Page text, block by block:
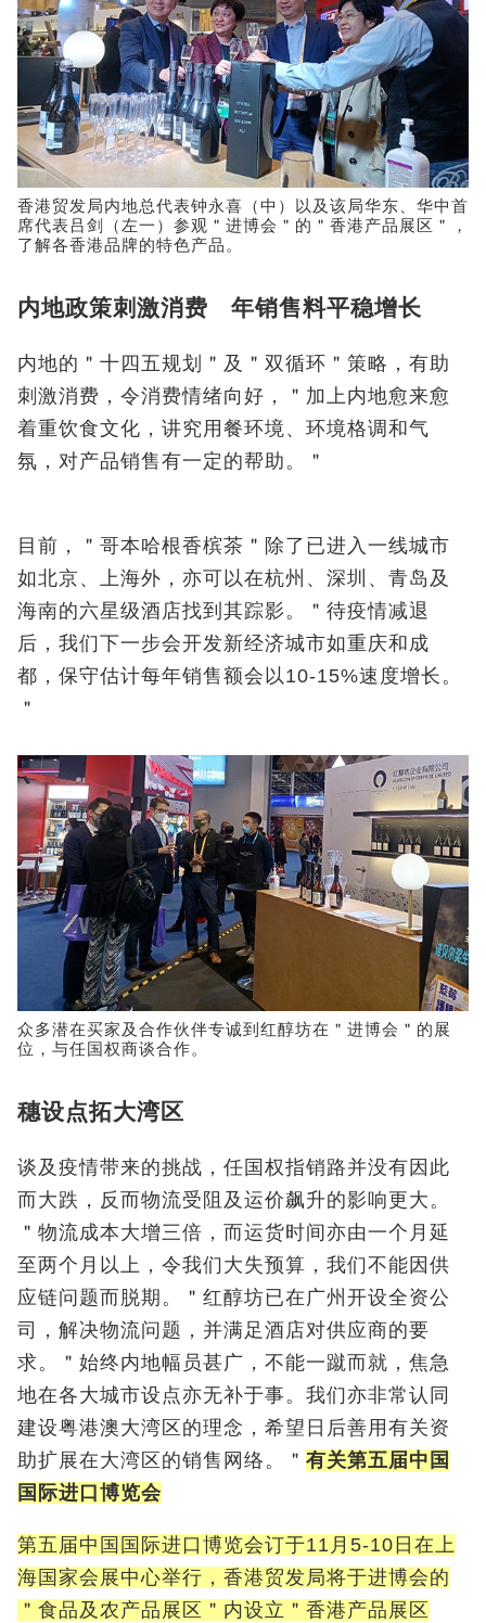
香港贸发局内地总代表钟永喜（中）以及该局华东、华中首
席代表吕剑（左一）参观＂进博会＂的＂香港产品展区＂，
了解各香港品牌的特色产品。
内地政策刺激消费 年销售料平稳增长
内地的＂十四五规划＂及＂双循环＂策略，有助
刺激消费，令消费情绪向好，＂加上内地愈来愈
着重饮食文化，讲究用餐环境、环境格调和气
氛，对产品销售有一定的帮助。＂
目前，＂哥本哈根香槟茶＂除了已进入一线城市
如北京、上海外，亦可以在杭州、深圳、青岛及
海南的六星级酒店找到其踪影。＂待疫情减退
后，我们下一步会开发新经济城市如重庆和成
都，保守估计每年销售额会以10-15%速度增长。
＂
众多潜在买家及合作伙伴专诚到红醇坊在＂进博会＂的展
位，与任国权商谈合作。
穗设点拓大湾区
谈及疫情带来的挑战，任国权指销路并没有因此
而大跌，反而物流受阻及运价飙升的影响更大。
＂物流成本大增三倍，而运货时间亦由一个月延
至两个月以上，令我们大失预算，我们不能因供
应链问题而脱期。＂红醇坊已在广州开设全资公
司，解决物流问题，并满足酒店对供应商的要
求。＂始终内地幅员甚广，不能一蹴而就，焦急
地在各大城市设点亦无补于事。我们亦非常认同
建设粤港澳大湾区的理念，希望日后善用有关资
助扩展在大湾区的销售网络。＂ 有关第五届中国
国际进口博览会
第五届中国国际进口博览会订于11月5-10日在上
海国家会展中心举行，香港贸发局将于进博会的
＂食品及农产品展区＂内设立＂香港产品展区